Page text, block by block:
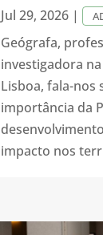
Jul 29, 2026 |
Geógrafa,
investigadora
Lisboa, fala-nos
importância da
impacto nos